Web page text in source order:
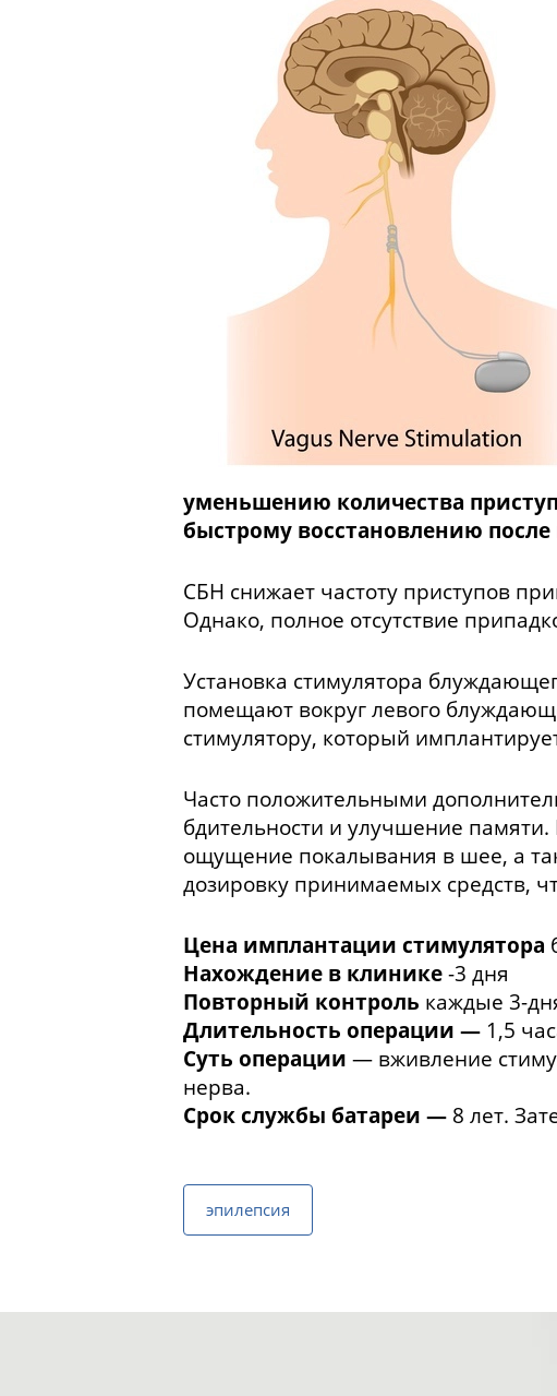
уменьшению количества
быстрому восстановлению после
СБН снижает частоту приступов
Однако, полное отсутствие
Установка стимулятора
помещают вокруг левого
стимулятору, который
Часто положительными
бдительности и улучшение
ощущение покалывания в шее, а
дозировку принимаемых средств,
Цена имплантации стимулятора
Нахождение в клинике-3 дня
Повторный контроль каждые 3-
Длительность операции —1,5
Суть операции — вживление
нерва.
Срок службы батареи —8 лет.
эпилепсия